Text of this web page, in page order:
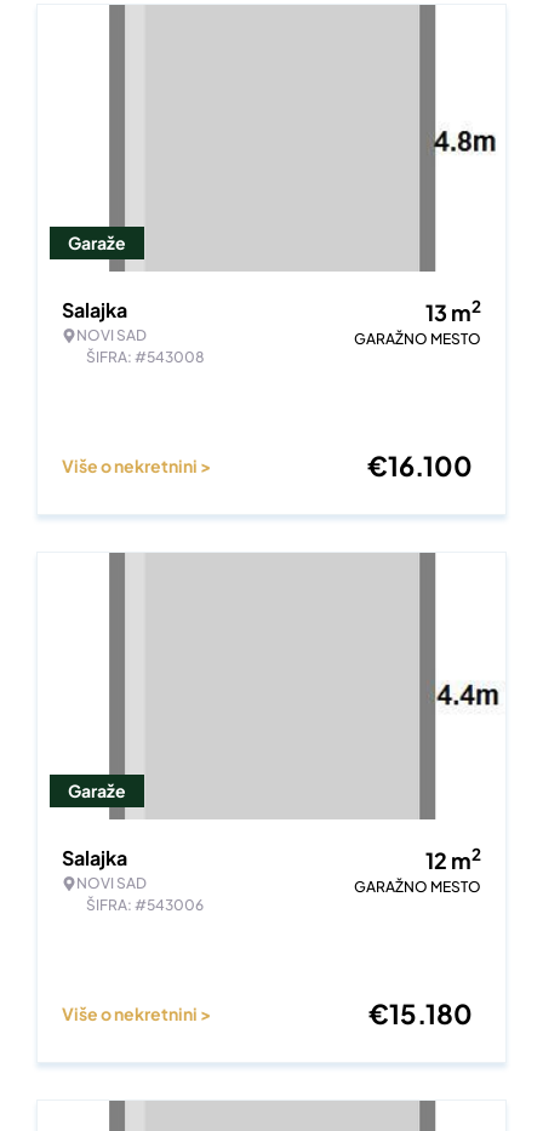
Garaže
Salajka
NOVI SAD
ŠIFRA: #543008
13 m2
GARAŽNO MESTO
Više o nekretnini > €16.100
Garaže
Salajka
NOVI SAD
ŠIFRA: #543006
12 m2
GARAŽNO MESTO
Više o nekretnini > €15.180